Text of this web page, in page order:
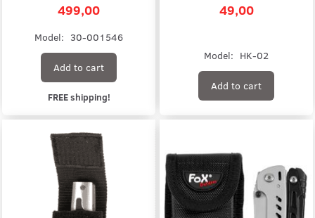
499,00
Model: 30-001546
Add to cart
FREE shipping!
49,00
Model: HK-02
Add to cart